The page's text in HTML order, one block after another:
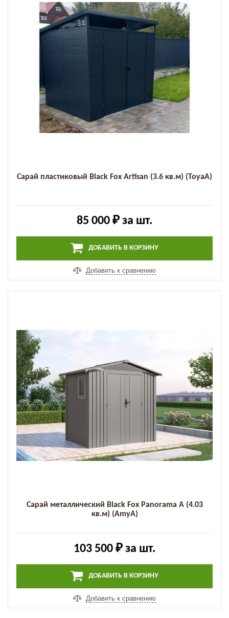
Сарай пластиковый Black Fox Artisan (3.6 кв.м) (ToyaA)
85 000 ₽ за шт.
ДОБАВИТЬ В КОРЗИНУ
Добавить к сравнению
Сарай металлический Black Fox Panorama A (4.03
кв.м) (AmyA)
103 500 ₽ за шт.
ДОБАВИТЬ В КОРЗИНУ
Добавить к сравнению